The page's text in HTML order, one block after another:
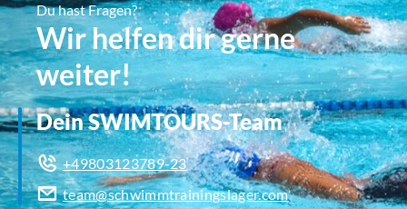
Du hast Fragen?
Wir helfen dir gerne
weiter!
Dein SWIMTOURS-Team
+49803123789-23
team@schwimmtrainingslager.com